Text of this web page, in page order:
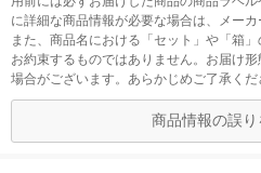
に詳細な商品情報が必要な場合は、メーカ
また、商品名における「セット」や「箱
お約束するものではありません。お届け
場合がございます。あらかじめご了承くだ
商品情報の誤り